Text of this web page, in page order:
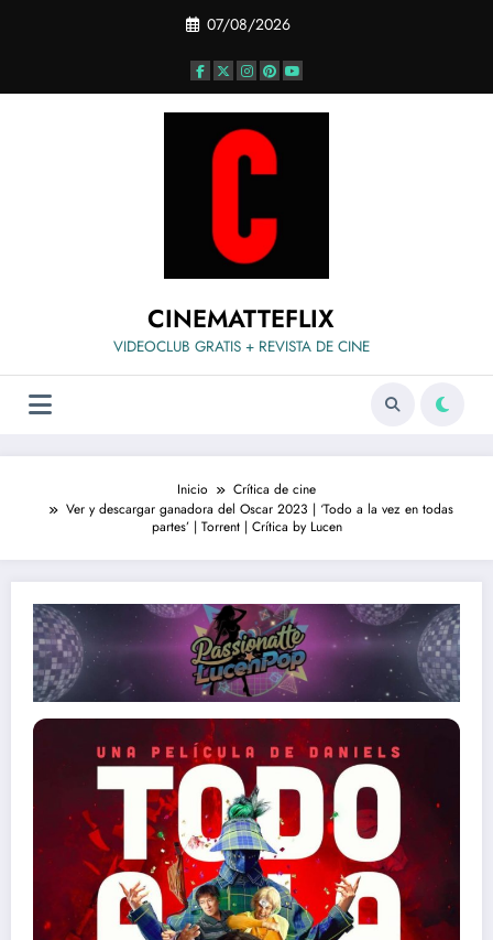
07/08/2026
CINEMATTEFLIX
VIDEOCLUB GRATIS + REVISTA DE CINE
Inicio
Crítica de cine
Ver y descargar ganadora del Oscar 2023 | ‘Todo a la vez en todas
partes’ | Torrent | Crítica by Lucen